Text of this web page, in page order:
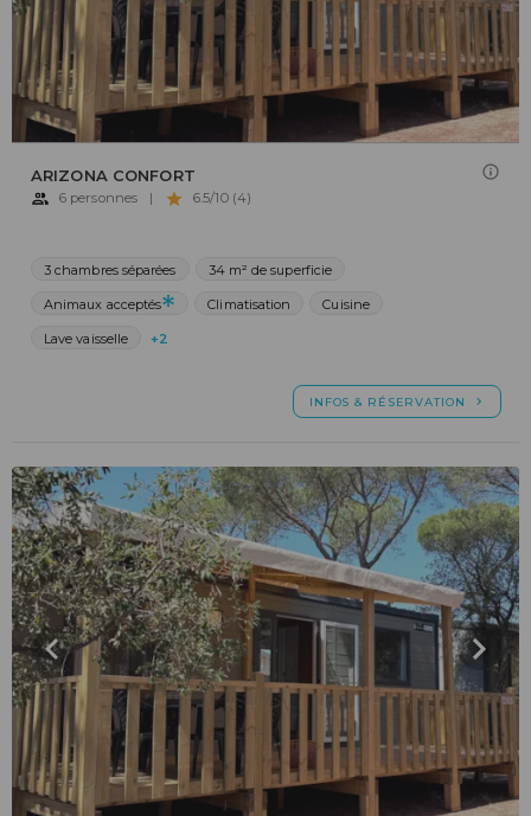
ARIZONA CONFORT
6 personnes | 6.5/10 (4)
3 chambres séparées 34 m² de superficie
Animaux acceptés Climatisation Cuisine
Lave vaisselle +2
INFOS & RÉSERVATION